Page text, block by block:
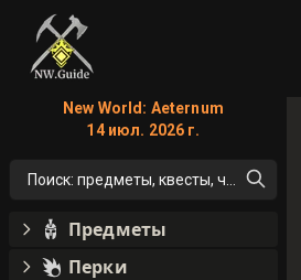
New World: Aeternum
14 июл. 2026 г.
Поиск: предметы, квесты, что угодно!
Предметы
Перки